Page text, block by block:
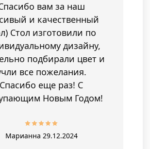
вам за наш
и качественный
Стол изготовили по
дизайну,
подбирали цвет и
все пожелания.
Спасибо еще раз! С
Новым Годом!
Марианна 29.12.2024